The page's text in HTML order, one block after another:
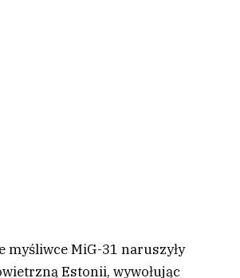
myśliwce MiG-31 naruszyły
Estonii, wywołując